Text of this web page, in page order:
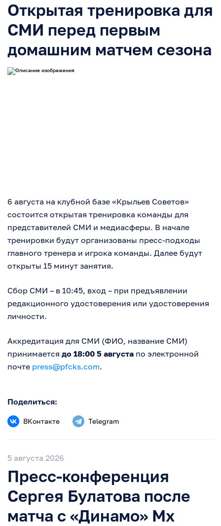
Открытая тренировка для
СМИ перед первым
домашним матчем сезона
6 августа на клубной базе «Крыльев Советов»
состоится открытая тренировка команды для
представителей СМИ и медиасферы. В начале
тренировки будут организованы пресс-подходы
главного тренера и игрока команды. Далее будут
открыты 15 минут занятия.
Сбор СМИ – в 10:45, вход – при предъявлении
редакционного удостоверения или удостоверения
личности.
Аккредитация для СМИ (ФИО, название СМИ)
принимается до 18:00 5 августа по электронной
почте press@pfcks.com.
Поделиться:
ВКонтакте Telegram
5 августа 2026
Пресс-конференция
Сергея Булатова после
матча с «Динамо» Мх